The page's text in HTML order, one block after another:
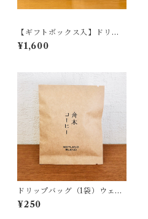
【ギフトボックス入】ドリッ
プバッグ（6種アソート）
¥1,600
ドリップバッグ（1袋）ウェッ
トランドブレンド
¥250